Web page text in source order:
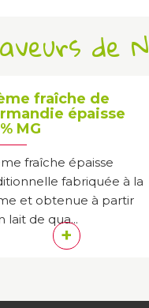
fraîche de
épaisse
MG
fraîche épaisse
fabriquée à la
et obtenue à partir
lait de qua...
+